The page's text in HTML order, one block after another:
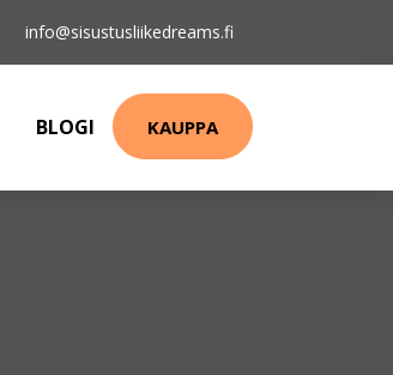
info@sisustusliikedreams.fi
BLOGI KAUPPA